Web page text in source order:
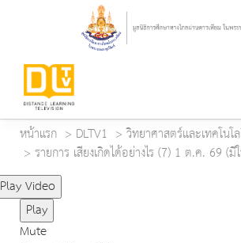
หน้าแรก DLTV1 วิทยาศาสตร์และเทคโนโ
รายการ เสียงเกิดได้อย่างไร (7) 1 ต.ค. 69 (
Play Video
Play
Mute